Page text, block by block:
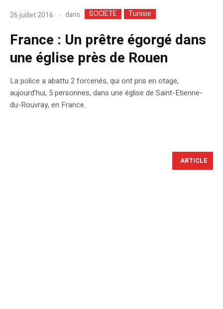
26 juillet 2016 dans SOCIETE Tunisie
France : Un prêtre égorgé dans
une église près de Rouen
La police a abattu 2 forcenés, qui ont pris en otage,
aujourd’hui, 5 personnes, dans une église de Saint-Etienne-
du-Rouvray, en France.
ARTICLE